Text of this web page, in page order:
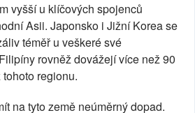
vyšší u klíčových spojenců
Asii. Japonsko i Jižní Korea se
téměř u veškeré své
rovněž dovážejí více než 90
regionu.
na tyto země neúměrný dopad.